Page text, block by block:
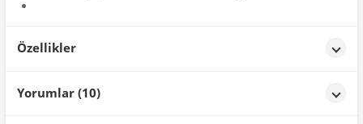
Özellikler
Yorumlar (10)